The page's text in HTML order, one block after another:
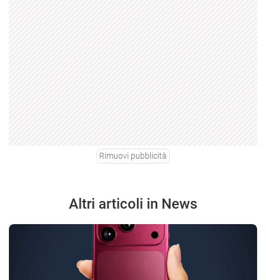
Rimuovi pubblicità
Altri articoli in News